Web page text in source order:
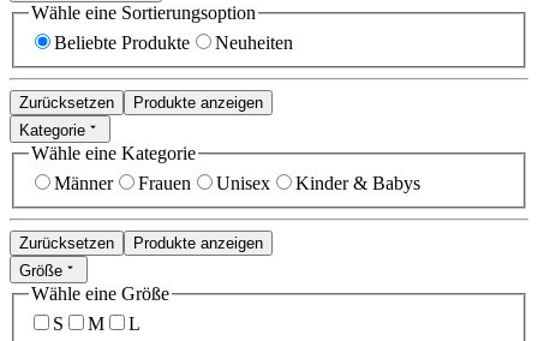
Wähle eine Sortierungsoption
Beliebte Produkte
Neuheiten
Zurücksetzen
Produkte anzeigen
Kategorie
Wähle eine Kategorie
Männer
Frauen Unisex Kinder & Babys
Zurücksetzen
Produkte anzeigen
Größe
Wähle eine Größe
S
M L